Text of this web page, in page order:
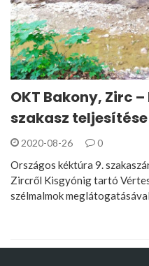
OKT Bakony, Zirc
szakasz teljesítése
2020-08-26 0
Országos kéktúra 9.
Zircről Kisgyónig tartó
szélmalmok